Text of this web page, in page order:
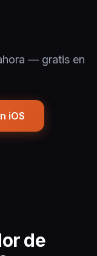
— gratis en
iOS
de